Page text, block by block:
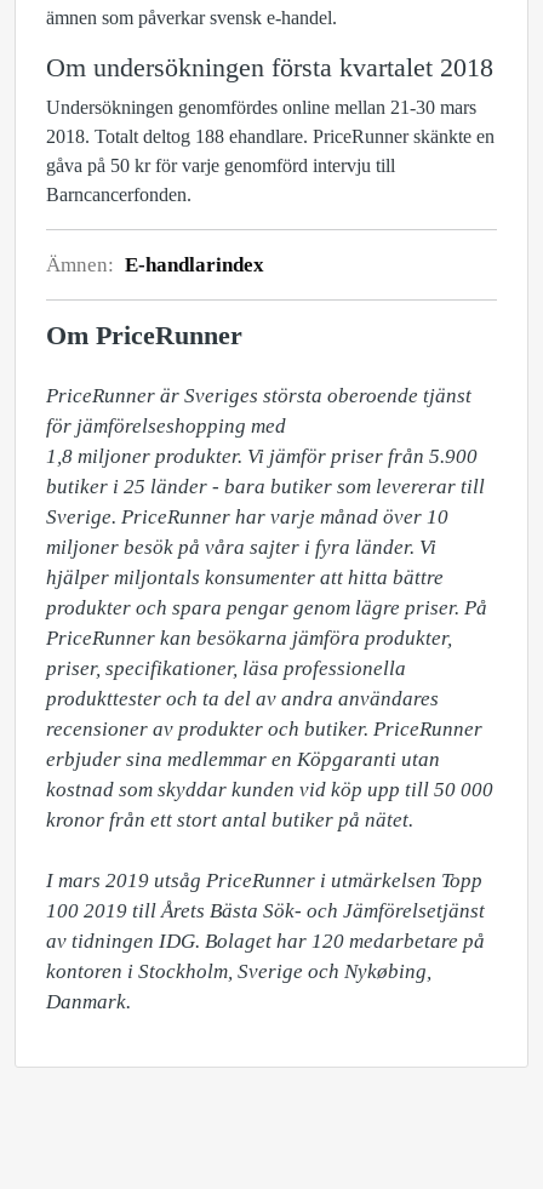
ämnen som påverkar svensk e-handel.
Om undersökningen första kvartalet 2018
Undersökningen genomfördes online mellan 21-30 mars
2018. Totalt deltog 188 ehandlare. PriceRunner skänkte en
gåva på 50 kr för varje genomförd intervju till
Barncancerfonden.
Ämnen: E-handlarindex
Om PriceRunner
PriceRunner är Sveriges största oberoende tjänst
för jämförelseshopping med
1,8 miljoner produkter. Vi jämför priser från 5.900
butiker i 25 länder - bara butiker som levererar till
Sverige. PriceRunner har varje månad över 10
miljoner besök på våra sajter i fyra länder. Vi
hjälper miljontals konsumenter att hitta bättre
produkter och spara pengar genom lägre priser. På
PriceRunner kan besökarna jämföra produkter,
priser, specifikationer, läsa professionella
produkttester och ta del av andra användares
recensioner av produkter och butiker. PriceRunner
erbjuder sina medlemmar en Köpgaranti utan
kostnad som skyddar kunden vid köp upp till 50 000
kronor från ett stort antal butiker på nätet.
I mars 2019 utsåg PriceRunner i utmärkelsen Topp
100 2019 till Årets Bästa Sök- och Jämförelsetjänst
av tidningen IDG. Bolaget har 120 medarbetare på
kontoren i Stockholm, Sverige och Nykøbing,